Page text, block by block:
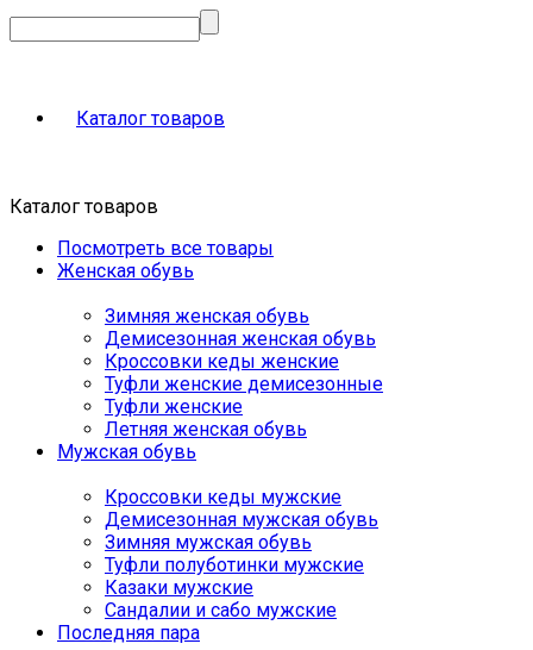
Каталог товаров
Каталог товаров
Посмотреть все товары
Женская обувь
Зимняя женская обувь
Демисезонная женская обувь
Кроссовки кеды женские
Туфли женские демисезонные
Туфли женские
Летняя женская обувь
Мужская обувь
Кроссовки кеды мужские
Демисезонная мужская обувь
Зимняя мужская обувь
Туфли полуботинки мужские
Казаки мужские
Сандалии и сабо мужские
Последняя пара